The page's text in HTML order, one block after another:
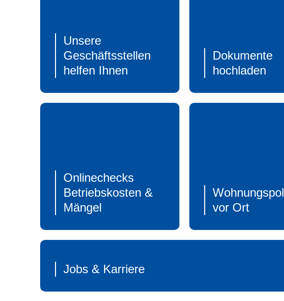
Unsere
Geschäfts­stellen
helfen Ihnen
Dokumente
hochladen
Onlinechecks
Betriebskosten &
Mängel
vor Ort
Jobs & Karriere